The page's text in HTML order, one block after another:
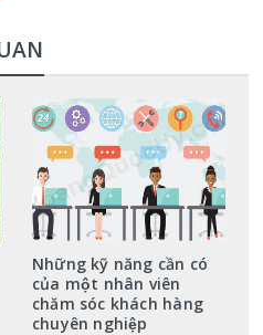
Những kỹ năng cần có
của một nhân viên
chăm sóc khách hàng
chuyên nghiệp